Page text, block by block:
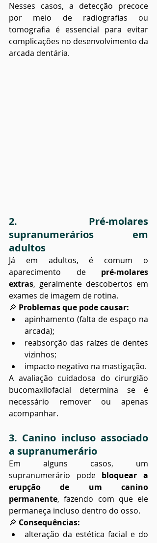
Nesses casos, a detecção precoce
por meio de radiografias ou
tomografia é essencial para evitar
complicações no desenvolvimento da
arcada dentária.
2. Pré-molares
supranumerários em
adultos
Já em adultos, é comum o
aparecimento de pré-molares
extras, geralmente descobertos em
exames de imagem de rotina.
🔎 Problemas que pode causar:
apinhamento (falta de espaço na
arcada);
reabsorção das raízes de dentes
vizinhos;
impacto negativo na mastigação.
A avaliação cuidadosa do cirurgião
bucomaxilofacial determina se é
necessário remover ou apenas
acompanhar.
3. Canino incluso associado
a supranumerário
Em alguns casos, um
supranumerário pode bloquear a
erupção de um canino
permanente, fazendo com que ele
permaneça incluso dentro do osso.
🔎 Consequências:
alteração da estética facial e do